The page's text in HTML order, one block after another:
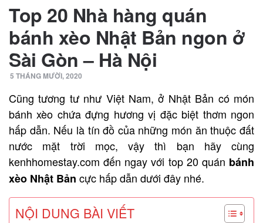
Top 20 Nhà hàng quán
bánh xèo Nhật Bản ngon ở
Sài Gòn – Hà Nội
5 THÁNG MƯỜI, 2020
Cũng tương tư như Việt Nam, ở Nhật Bản có món
bánh xèo chứa đựng hương vị đặc biệt thơm ngon
hấp dẫn. Nếu là tín đồ của những món ăn thuộc đất
nước mặt trời mọc, vậy thì bạn hãy cùng
kenhhomestay.com đến ngay với top 20 quán bánh
xèo Nhật Bản cực hấp dẫn dưới đây nhé.
NỘI DUNG BÀI VIẾT